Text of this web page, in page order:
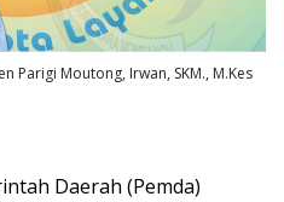
Parigi Moutong, Irwan, SKM., M.Kes
Daerah (Pemda)